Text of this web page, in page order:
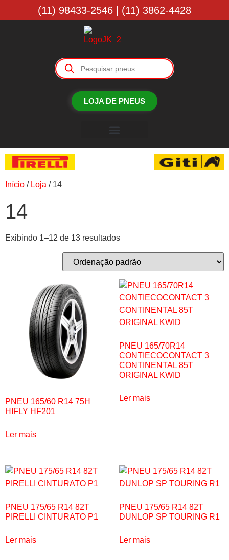
(11) 98433-2546 | (11) 3862-4428
LOJA DE PNEUS
Início / Loja / 14
14
Exibindo 1–12 de 13 resultados
PNEU 165/60 R14 75H
HIFLY HF201
Ler mais
PNEU 165/70R14
CONTIECOCONTACT 3
CONTINENTAL 85T
ORIGINAL KWID
Ler mais
PNEU 175/65 R14 82T
PIRELLI CINTURATO P1
Ler mais
PNEU 175/65 R14 82T
DUNLOP SP TOURING R1
Ler mais